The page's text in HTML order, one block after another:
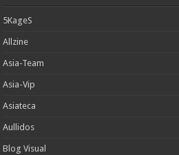
5KageS
Allzine
Asia-Team
Asia-Vip
Asiateca
Aullidos
Blog Visual